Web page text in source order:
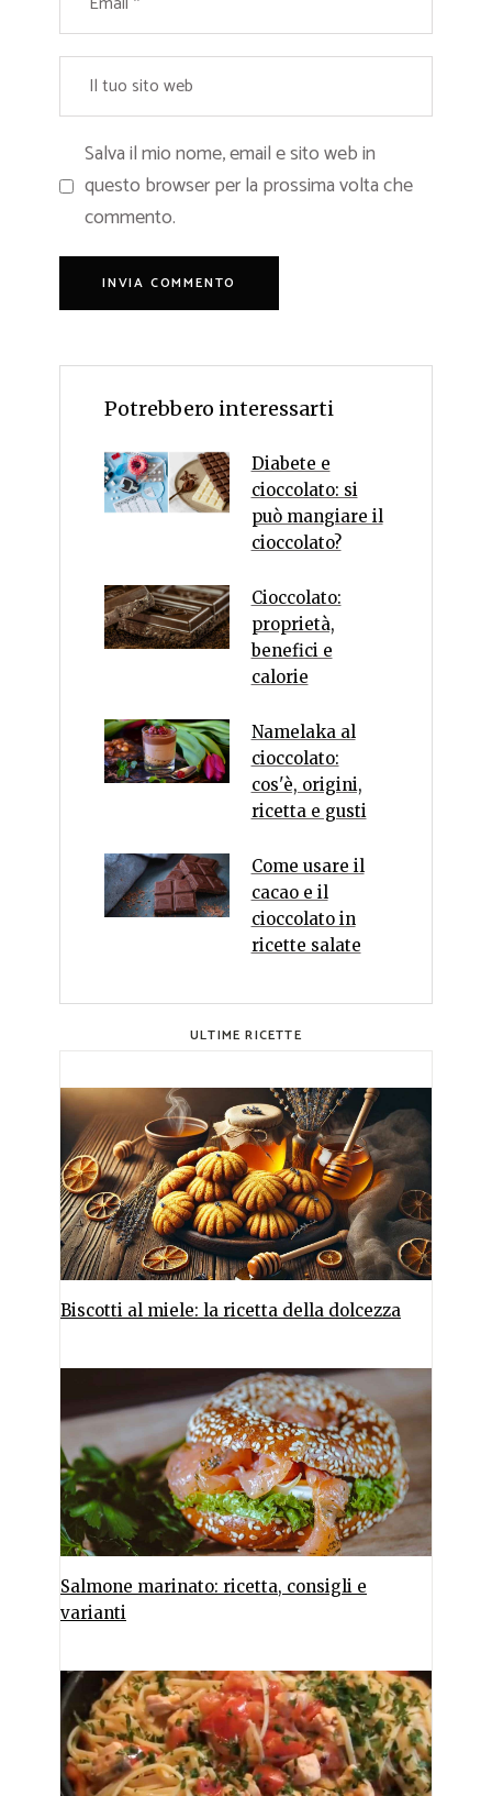
Salva il mio nome, email e sito web in
questo browser per la prossima volta che
commento.
Potrebbero interessarti
Diabete e
cioccolato: si
può mangiare il
cioccolato?
Cioccolato:
proprietà,
benefici e
calorie
Namelaka al
cioccolato:
cos'è, origini,
ricetta e gusti
Come usare il
cacao e il
cioccolato in
ricette salate
ULTIME RICETTE
Biscotti al miele: la ricetta della dolcezza
Salmone marinato: ricetta, consigli e
varianti